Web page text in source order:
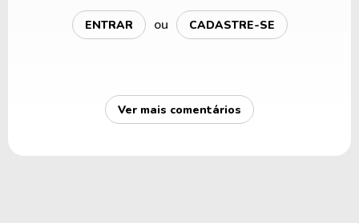
ENTRAR ou CADASTRE-SE
Ver mais comentários